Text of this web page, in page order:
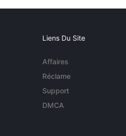
Liens Du Site
Affaires
Réclame
Support
DMCA